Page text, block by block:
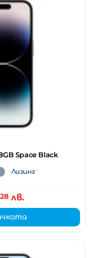
Space Black
Лизинг
28 лв.